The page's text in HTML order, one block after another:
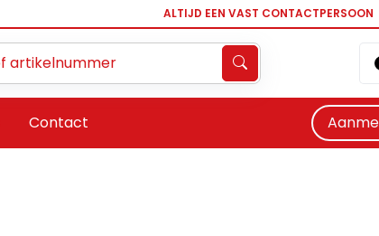
ALTIJD EEN VAST CONTACTPERSOON
Contact